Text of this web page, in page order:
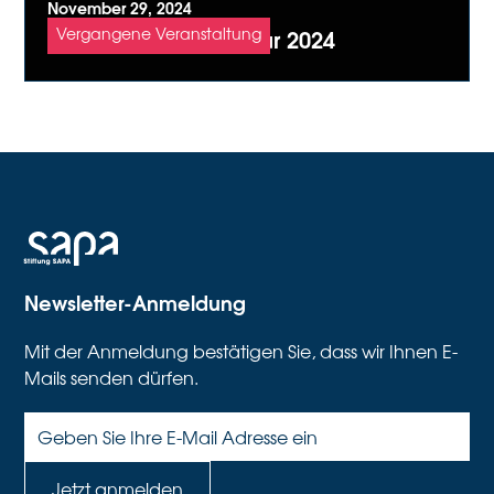
November 29, 2024
Tanzfestival Winterthur 2024
Vergangene Veranstaltung
Newsletter-Anmeldung
Mit der Anmeldung bestätigen Sie, dass wir Ihnen E-
Mails senden dürfen.